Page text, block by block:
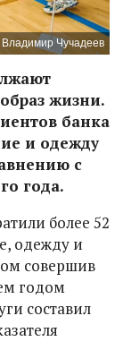
Чучадеев
жизни.
банка
и одежду
с
года.
более 52
одежду и
совершив
годом
составил